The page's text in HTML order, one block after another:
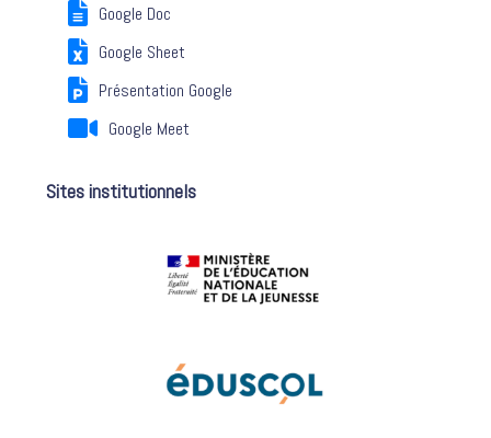
Google Doc
Google Sheet
Présentation Google
Google Meet
Sites institutionnels